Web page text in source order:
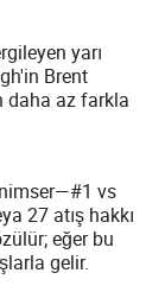
yarı
Brent
daha az farkla
vs
27 atış hakkı
eğer bu
gelir.